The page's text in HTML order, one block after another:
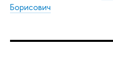
Борисович